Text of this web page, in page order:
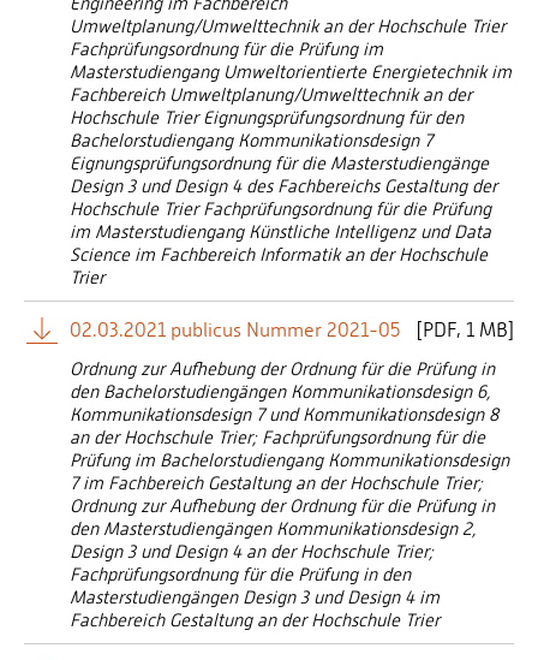
Umweltplanung/Umwelttechnik an der Hochschule Trier
Fachprüfungsordnung für die Prüfung im
Masterstudiengang Umweltorientierte Energietechnik im
Fachbereich Umweltplanung/Umwelttechnik an der
Hochschule Trier Eignungsprüfungsordnung für den
Bachelorstudiengang Kommunikationsdesign 7
Eignungsprüfungsordnung für die Masterstudiengänge
Design 3 und Design 4 des Fachbereichs Gestaltung der
Hochschule Trier Fachprüfungsordnung für die Prüfung
im Masterstudiengang Künstliche Intelligenz und Data
Science im Fachbereich Informatik an der Hochschule
Trier
02.03.2021 publicus Nummer 2021-05 PDF 1 MB]
Ordnung zur Aufhebung der Ordnung für die Prüfung in
den Bachelorstudiengängen Kommunikationsdesign 6,
Kommunikationsdesign 7 und Kommunikationsdesign 8
an der Hochschule Trier; Fachprüfungsordnung für die
Prüfung im Bachelorstudiengang Kommunikationsdesign
7 im Fachbereich Gestaltung an der Hochschule Trier;
Ordnung zur Aufhebung der Ordnung für die Prüfung in
den Masterstudiengängen Kommunikationsdesign 2,
Design 3 und Design 4 an der Hochschule Trier;
Fachprüfungsordnung für die Prüfung in den
Masterstudiengängen Design 3 und Design 4 im
Fachbereich Gestaltung an der Hochschule Trier